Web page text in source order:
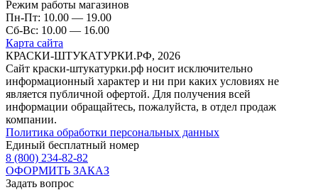
Режим работы магазинов
Пн-Пт: 10.00 — 19.00
Сб-Вс: 10.00 — 16.00
Карта сайта
КРАСКИ-ШТУКАТУРКИ.РФ, 2026
Cайт краски-штукатурки.рф носит исключительно
информационный характер и ни при каких условиях не
является публичной офертой. Для получения всей
информации обращайтесь, пожалуйста, в отдел продаж
компании.
Политика обработки персональных данных
Единый бесплатный номер
8 (800) 234-82-82
ОФОРМИТЬ ЗАКАЗ
Задать вопрос